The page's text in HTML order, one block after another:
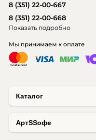
Каталог
AртSSофе
Мы принимаем к оплате
8 (351) 22-00-667
8 (351) 22-00-668
Показать подробно